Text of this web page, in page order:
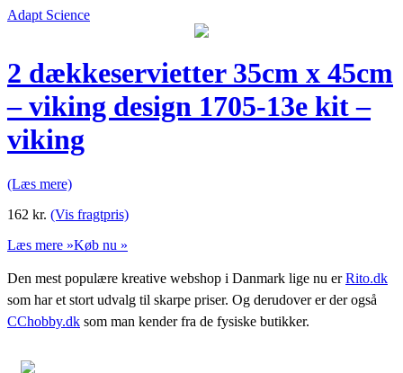
Adapt Science
2 dækkeservietter 35cm x 45cm
– viking design 1705-13e kit –
viking
(Læs mere)
162 kr. (Vis fragtpris)
Læs mere »Køb nu »
Den mest populære kreative webshop i Danmark lige nu erRito.dk
som har et stort udvalg til skarpe priser. Og derudover er der også
CChobby.dk som man kender fra de fysiske butikker.